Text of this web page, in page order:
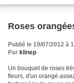
Roses
Publié le 19/07/2012 à
Par klinep
Un bouquet de roses
fleurs, d'un orangé